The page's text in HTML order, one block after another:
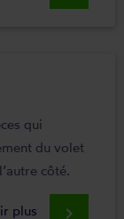
qui
du volet
côté.
plus keyboard_arrow_right